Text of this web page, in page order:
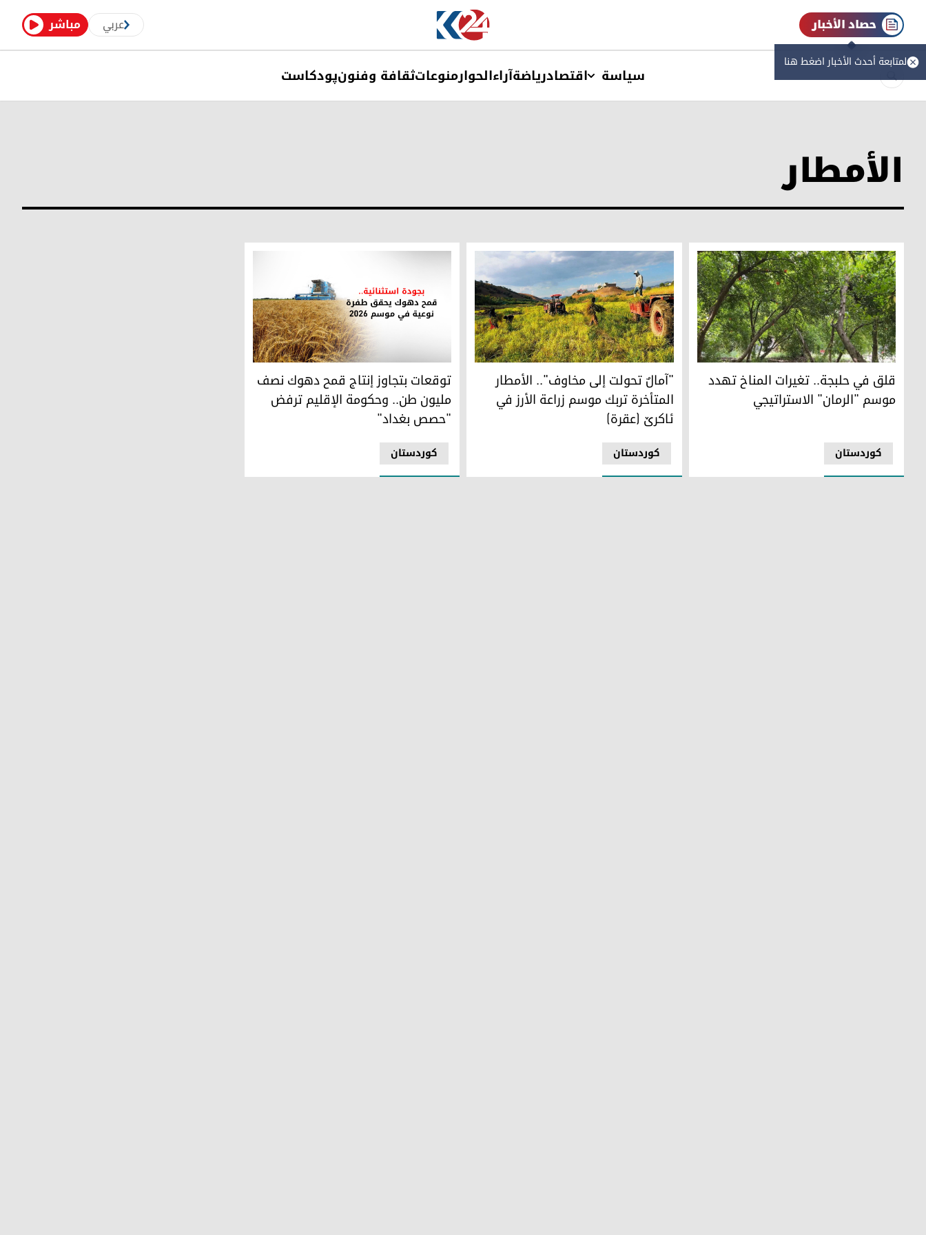
مباشر عربي حصاد الأخبار
لمتابعة أحدث الأخبار اضغط هنا
سیاسة اقتصادریاضةآراءالحوارمنوعاتثقافة وفنونپودکاست
الأمطار
قلق في حلبجة.. تغيرات المناخ تهدد موسم "الرمان" الاستراتيجي
کوردستان
قلق في حلبجة.. تغيرات المناخ تهدد
موسم "الرمان" الاستراتيجي
"آمالٌ تحولت إلى مخاوف".. الأمطار المتأخرة تربك موسم زراعة الأرز في ئاكرێ (عقرة)
کوردستان
"آمالٌ تحولت إلى مخاوف".. الأمطار
المتأخرة تربك موسم زراعة الأرز في
ئاكرێ (عقرة)
توقعات بتجاوز إنتاج قمح دهوك نصف مليون طن.. وحكومة الإقليم ترفض "حصص بغداد"
کوردستان
توقعات بتجاوز إنتاج قمح دهوك نصف
مليون طن.. وحكومة الإقليم ترفض
"حصص بغداد"